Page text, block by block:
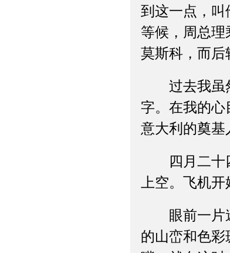
到这一点，
等候，周总
莫斯科，而后
过去我虽然
字。在我的心
意大利的奠基
四月二十四
上空。飞机
眼前一片迷
的山峦和色